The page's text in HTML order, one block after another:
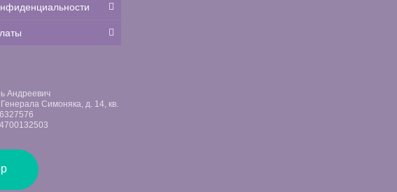
Андреевич
Симоняка, д. 14, кв.